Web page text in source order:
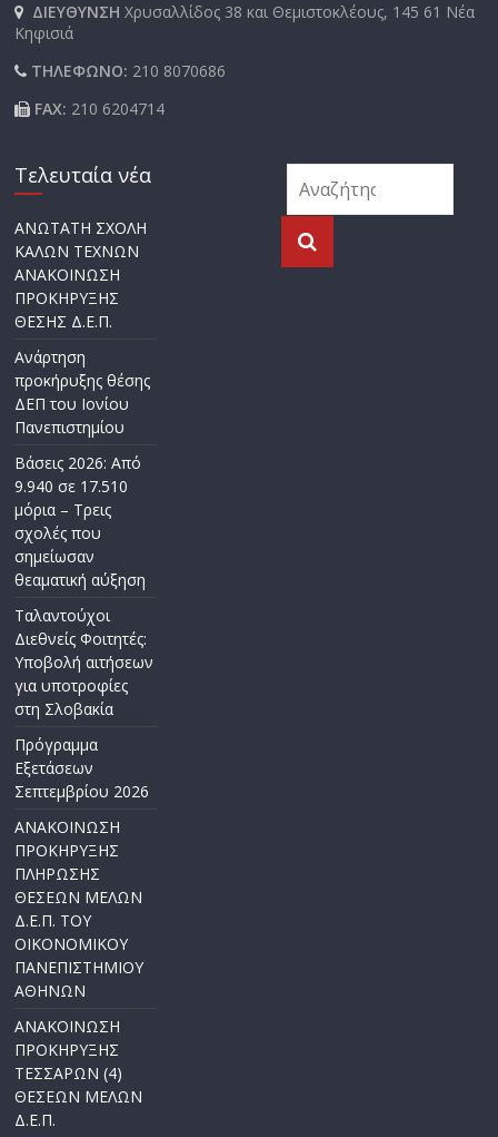
ΔΙΕΥΘΥΝΣΗΧρυσαλλίδος 38 και Θεμιστοκλέους, 145 61 Νέα
Κηφισιά
ΤΗΛΕΦΩΝΟ: 210 8070686
FAX: 210 6204714
Τελευταία νέα
ΑΝΩΤΑΤΗ ΣΧΟΛΗ
ΚΑΛΩΝ ΤΕΧΝΩΝ
ΑΝΑΚΟΙΝΩΣΗ
ΠΡΟΚΗΡΥΞΗΣ
ΘΕΣΗΣ Δ.Ε.Π.
Ανάρτηση
προκήρυξης θέσης
ΔΕΠ του Ιονίου
Πανεπιστημίου
Βάσεις 2026: Από
9.940 σε 17.510
μόρια – Τρεις
σχολές που
σημείωσαν
θεαματική αύξηση
Ταλαντούχοι
Διεθνείς Φοιτητές:
Υποβολή αιτήσεων
για υποτροφίες
στη Σλοβακία
Πρόγραμμα
Εξετάσεων
Σεπτεμβρίου 2026
ΑΝΑΚΟΙΝΩΣΗ
ΠΡΟΚΗΡΥΞΗΣ
ΠΛΗΡΩΣΗΣ
ΘΕΣΕΩΝ ΜΕΛΩΝ
Δ.Ε.Π. ΤΟΥ
ΟΙΚΟΝΟΜΙΚΟΥ
ΠΑΝΕΠΙΣΤΗΜΙΟΥ
ΑΘΗΝΩΝ
ΑΝΑΚΟΙΝΩΣΗ
ΠΡΟΚΗΡΥΞΗΣ
ΤΕΣΣΑΡΩΝ (4)
ΘΕΣΕΩΝ ΜΕΛΩΝ
Δ.Ε.Π.